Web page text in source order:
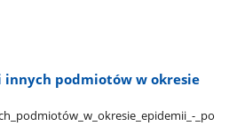
innych podmiotów w okresie
​_po​